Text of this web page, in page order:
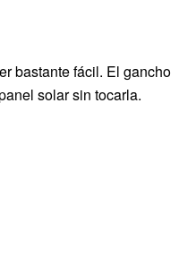
bastante fácil. El gancho
solar sin tocarla.